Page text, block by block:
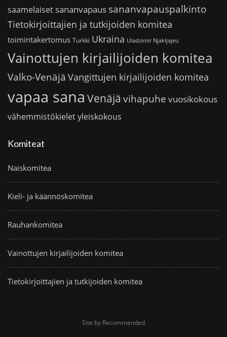
saamelaiset sananvapaus sananvapauspalkinto
Tietokirjoittajien ja tutkijoiden komitea
toimintakertomus Turkki Ukraina Uladzimir Njakljajeu
Vainottujen kirjailijoiden komitea
Valko-Venäjä Vangittujen kirjailijoiden komitea
vapaa sana Venäjä vihapuhe vuosikokous
vähemmistökieletyleiskokous
Komiteat
Naiskomitea
Kieli- ja käännöskomitea
Rauhankomitea
Vainottujen kirjailijoiden komitea
Tietokirjoittajien ja tutkijoiden komitea
Site by Recommended